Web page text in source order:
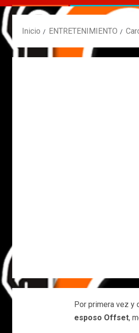
Inicio ENTRETENIMIENTO
Por primera vez y
esposo Offset,